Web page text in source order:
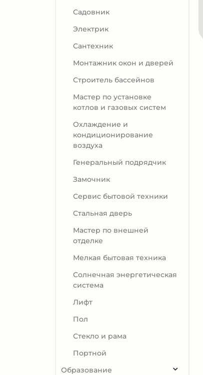
Садовник
Электрик
Сантехник
Монтажник окон и дверей
Строитель бассейнов
Мастер по установке
котлов и газовых систем
Охлаждение и
кондиционирование
воздуха
Генеральный подрядчик
Замочник
Сервис бытовой техники
Стальная дверь
Мастер по внешней
отделке
Мелкая бытовая техника
Солнечная энергетическая
система
Лифт
Пол
Стекло и рама
Портной
Образование